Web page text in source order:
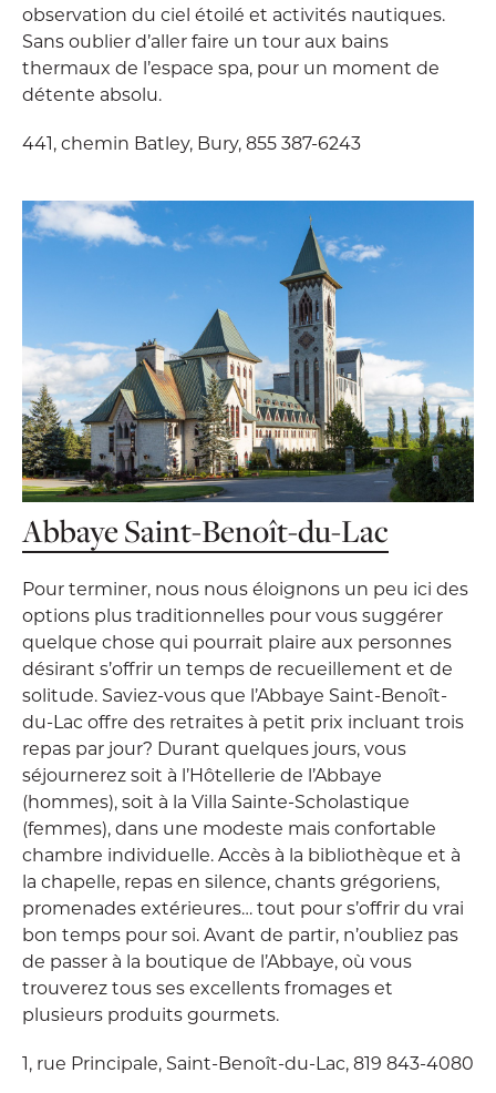
observation du ciel étoilé et activités nautiques.
Sans oublier d’aller faire un tour aux bains
thermaux de l’espace spa, pour un moment de
détente absolu.
441, chemin Batley, Bury, 855 387-6243
Abbaye Saint-Benoît-du-Lac
Pour terminer, nous nous éloignons un peu ici des
options plus traditionnelles pour vous suggérer
quelque chose qui pourrait plaire aux personnes
désirant s’offrir un temps de recueillement et de
solitude. Saviez-vous que l’Abbaye Saint-Benoît-
du-Lac offre des retraites à petit prix incluant trois
repas par jour? Durant quelques jours, vous
séjournerez soit à l’Hôtellerie de l’Abbaye
(hommes), soit à la Villa Sainte-Scholastique
(femmes), dans une modeste mais confortable
chambre individuelle. Accès à la bibliothèque et à
la chapelle, repas en silence, chants grégoriens,
promenades extérieures… tout pour s’offrir du vrai
bon temps pour soi. Avant de partir, n’oubliez pas
de passer à la boutique de l’Abbaye, où vous
trouverez tous ses excellents fromages et
plusieurs produits gourmets.
1, rue Principale, Saint-Benoît-du-Lac, 819 843-4080